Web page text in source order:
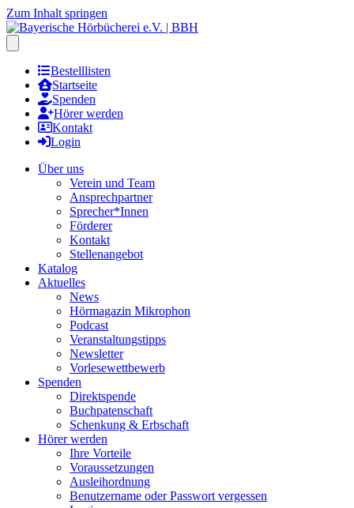
Zum Inhalt springen
Bestelllisten
Startseite
Spenden
Hörer werden
Kontakt
Login
Über uns
Verein und Team
Ansprechpartner
Sprecher*Innen
Förderer
Kontakt
Stellenangebot
Katalog
Aktuelles
News
Hörmagazin Mikrophon
Podcast
Veranstaltungstipps
Newsletter
Vorlesewettbewerb
Spenden
Direktspende
Buchpatenschaft
Schenkung & Erbschaft
Hörer werden
Ihre Vorteile
Voraussetzungen
Ausleihordnung
Benutzername oder Passwort vergessen